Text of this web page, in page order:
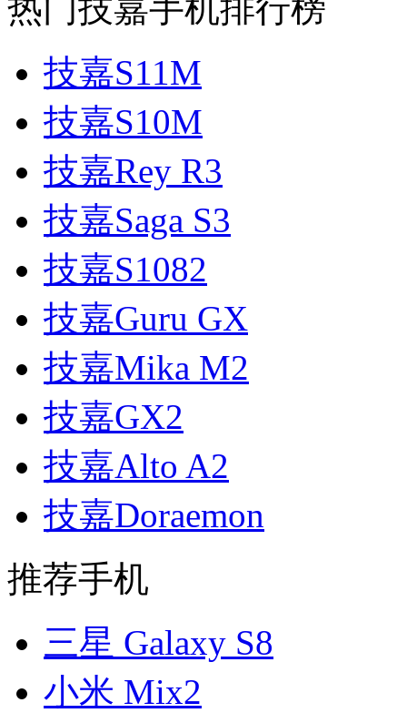
热门技嘉手机排行榜
技嘉S11M
技嘉S10M
技嘉Rey R3
技嘉Saga S3
技嘉S1082
技嘉Guru GX
技嘉Mika M2
技嘉GX2
技嘉Alto A2
技嘉Doraemon
推荐手机
三星 Galaxy S8
小米 Mix2